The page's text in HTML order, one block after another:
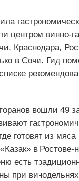
центром винно-
Краснодара,
в Сочи. Гид
вошли 49
готовят из
в
есть
при